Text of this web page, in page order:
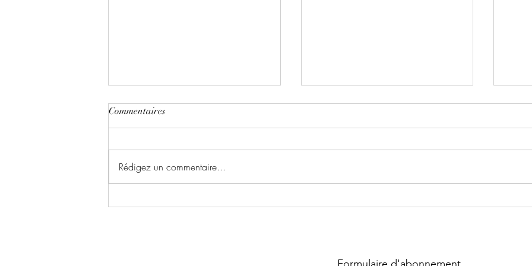
Commentaires
Rédigez un commentaire...
Formulaire d'abonnement